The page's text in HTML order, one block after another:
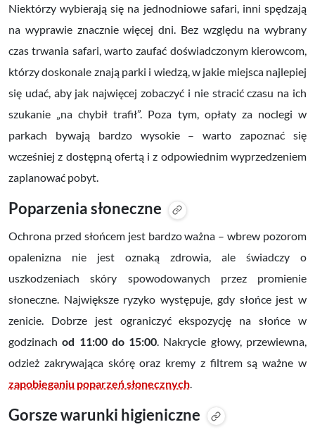
Niektórzy wybierają się na jednodniowe safari, inni spędzają
na wyprawie znacznie więcej dni. Bez względu na wybrany
czas trwania safari, warto zaufać doświadczonym kierowcom,
którzy doskonale znają parki i wiedzą, w jakie miejsca najlepiej
się udać, aby jak najwięcej zobaczyć i nie stracić czasu na ich
szukanie „na chybił trafił”. Poza tym, opłaty za noclegi w
parkach bywają bardzo wysokie – warto zapoznać się
wcześniej z dostępną ofertą i z odpowiednim wyprzedzeniem
zaplanować pobyt.
Poparzenia słoneczne
Ochrona przed słońcem jest bardzo ważna – wbrew pozorom
opalenizna nie jest oznaką zdrowia, ale świadczy o
uszkodzeniach skóry spowodowanych przez promienie
słoneczne. Największe ryzyko występuje, gdy słońce jest w
zenicie. Dobrze jest ograniczyć ekspozycję na słońce w
godzinachod 11:00 do 15:00 . Nakrycie głowy, przewiewna,
odzież zakrywająca skórę oraz kremy z filtrem są ważne w
zapobieganiu poparzeń słonecznych
Gorsze warunki higieniczne